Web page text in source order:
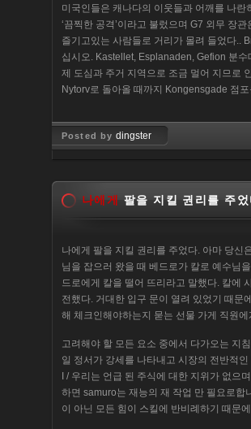
미국인들은 캐나다의 이웃들과 어깨를 나
‘끔찍한 공격’이라고 불렀으며 G7 외무 장
즐기고있는 사람들로 거리가 몰려 들었다..
십시오. Kastellet, Esplanaden, Gefion 분
제 도심과 주거 지역으로 조금 멀어 지므로
Nytorv로 돌아올 때까지 Kongensgade 점
Posted bydingster
나에게 팔을 지킬 권리를 주었
나에게 팔을 지킬 권리를 주었다. 아마 당신
님을 잡으러 왔을 때 베드로가 칼로 예수님
드로에게 칼을 떨어 뜨리라고 말했다. 칼에
전했다. 거대한 입구 문이 열려 있었기 때문
해 체크인해야하는지 묻는 선물 가게 직원
고려해야 할 모든 요소 중에서 다가오는 지
일 정서가 강세를 나타내고 시장의 전반적
I / 우리는 언급 된 주식에 대한 지위가 없으
하면 samuro는 재능의 재 작업 만 필요로합
이 아닌 모든 힘이 스킬에 반비례하기 때문